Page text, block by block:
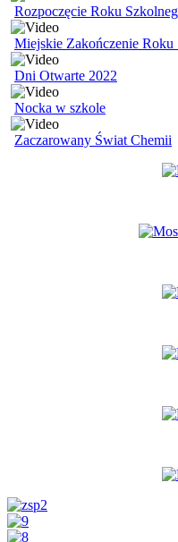
Rozpoczęcie Roku
Miejskie Zakończenie Roku
Dni Otwarte 2022
Nocka w szkole
Zaczarowany Świat Chemii